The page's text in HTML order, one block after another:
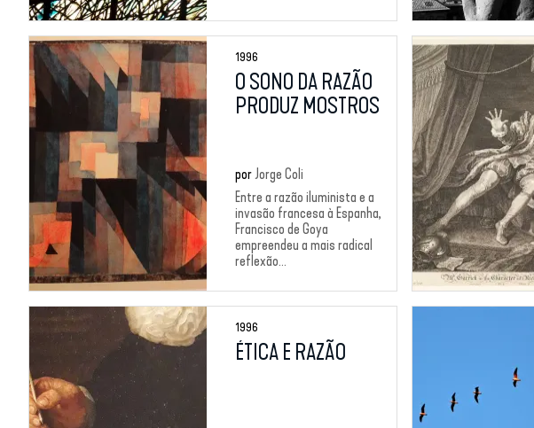
1996
O SONO DA RAZÃO
PRODUZ MOSTROS
por Jorge Coli
Entre a razão iluminista e a
invasão francesa à Espanha,
Francisco de Goya
empreendeu a mais radical
reflexão...
1996
ÉTICA E RAZÃO